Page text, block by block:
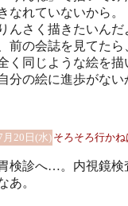
なれていないから。
んさく描きたいん
前の会誌を見てた
く同じような絵を
分の絵に進歩がな
月20日(水)そろそろ行かね
検診へ…。内視鏡
あ。